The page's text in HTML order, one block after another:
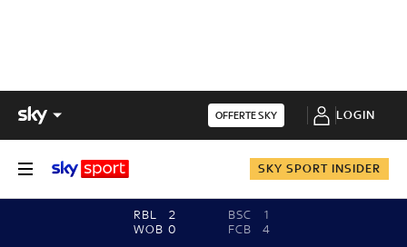
OFFERTE SKY LOGIN
SKY SPORT INSIDER
RBL
2
WOB 0
BSC
1
FCB
4